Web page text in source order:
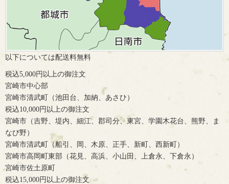
以下については配送料無料
税込5,000円以上の御注文
宮崎市中心部
宮崎市清武町（池田台、加納、あさひ）
税込10,000円以上の御注文
宮崎市（吉野、堤内、細江、郡司分、東宮、学園木花台、熊野、ま
なび野）
宮崎市清武町（船引、岡、木原、正手、新町、西新町）
宮崎市高岡町東部（花見、高浜、小山田、上倉永、下倉永）
宮崎市佐土原町
税込15,000円以上の御注文